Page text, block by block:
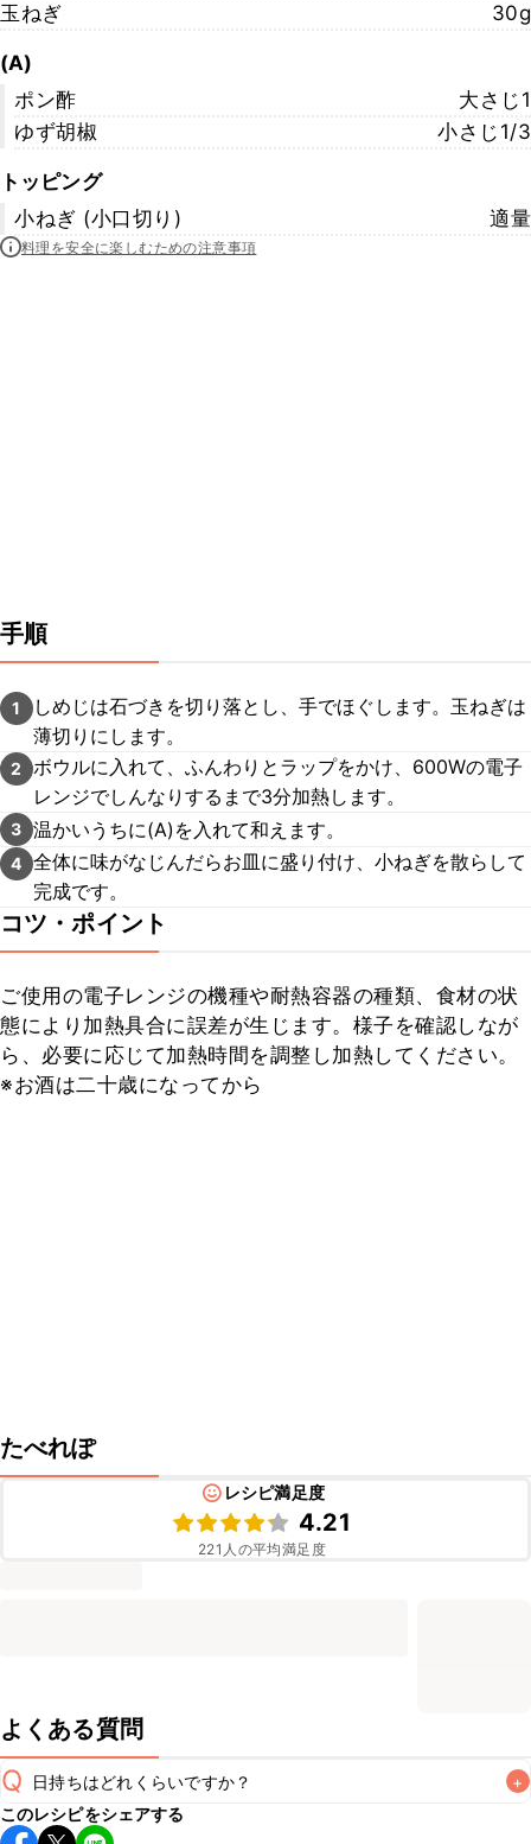
玉ねぎ
30g
(A)
ポン酢
大さじ1
ゆず胡椒
小さじ1/3
トッピング
小ねぎ (小口切り)
適量
料理を安全に楽しむための注意事項
手順
1
しめじは石づきを切り落とし、手でほぐします。玉ねぎは
薄切りにします。
2
ボウルに入れて、ふんわりとラップをかけ、600Wの電子
レンジでしんなりするまで3分加熱します。
3 温かいうちに(A)を入れて和えます。
4 全体に味がなじんだらお皿に盛り付け、小ねぎを散らして
完成です。
コツ・ポイント
ご使用の電子レンジの機種や耐熱容器の種類、食材の状
態により加熱具合に誤差が生じます。様子を確認しなが
ら、必要に応じて加熱時間を調整し加熱してください。
※お酒は二十歳になってから
たべれぽ
レシピ満足度
4.21
221 人の平均満足度
よくある質問
Q 日持ちはどれくらいですか？ +
保存期間は冷蔵で翌日中が目安です。なるべくお早めにお召
このレシピをシェアする